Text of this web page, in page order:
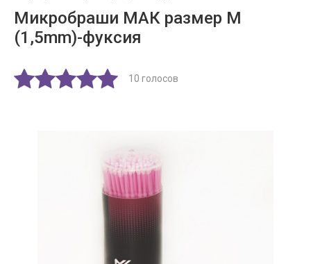
Микробраши МАК размер M
(1,5mm)-фуксия
10 голосов